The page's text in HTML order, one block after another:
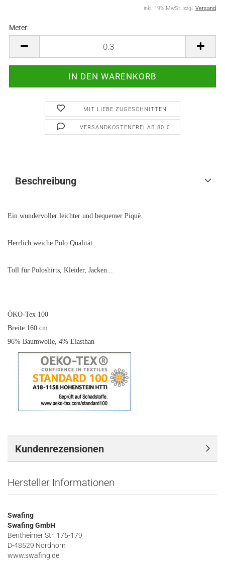
inkl. 19% MwSt. zzgl. Versand
Meter:
MIT LIEBE ZUGESCHNITTEN
VERSANDKOSTENFREI AB 80 €
Beschreibung
Ein wundervoller leichter und bequemer Piquè.
Herrlich weiche Polo Qualität.
Toll für Poloshirts, Kleider, Jacken...
ÖKO-Tex 100
Breite 160 cm
96% Baumwolle, 4% Elasthan
Kundenrezensionen
Hersteller Informationen
Swafing
Swafing GmbH
Bentheimer Str. 175-179
D-48529 Nordhorn
www.swafing.de